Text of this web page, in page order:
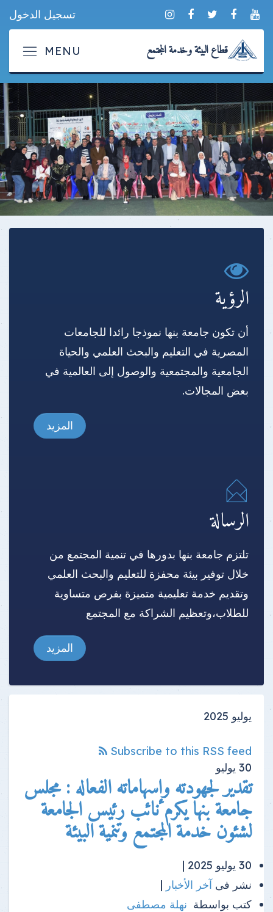
تسجيل الدخول
قطاع البيئة وخدمة المجتمع
الرؤية
أن تكون جامعة بنها نموذجا رائدا للجامعات
المصرية في التعليم والبحث العلمي والحياة
الجامعية والمجتمعية والوصول إلى العالمية في
بعض المجالات.
المزيد
الرسالة
تلتزم جامعة بنها بدورها في تنمية المجتمع من
خلال توفير بيئة محفزة للتعليم والبحث العلمي
وتقديم خدمة تعليمية متميزة بفرص متساوية
للطلاب،وتعظيم الشراكة مع المجتمع
المزيد
يوليو 2025
Subscribe to this RSS feed
30 يوليو
تقدير لجهودته وإسهاماته الفعاله : مجلس
جامعة بنها يكرم نائب رئيس الجامعة
لشئون خدمة المجتمع وتنمية البيئة
30 يوليو 2025 |
نشر فى آخر الأخبار |
كتب بواسطة نهلة مصطفى